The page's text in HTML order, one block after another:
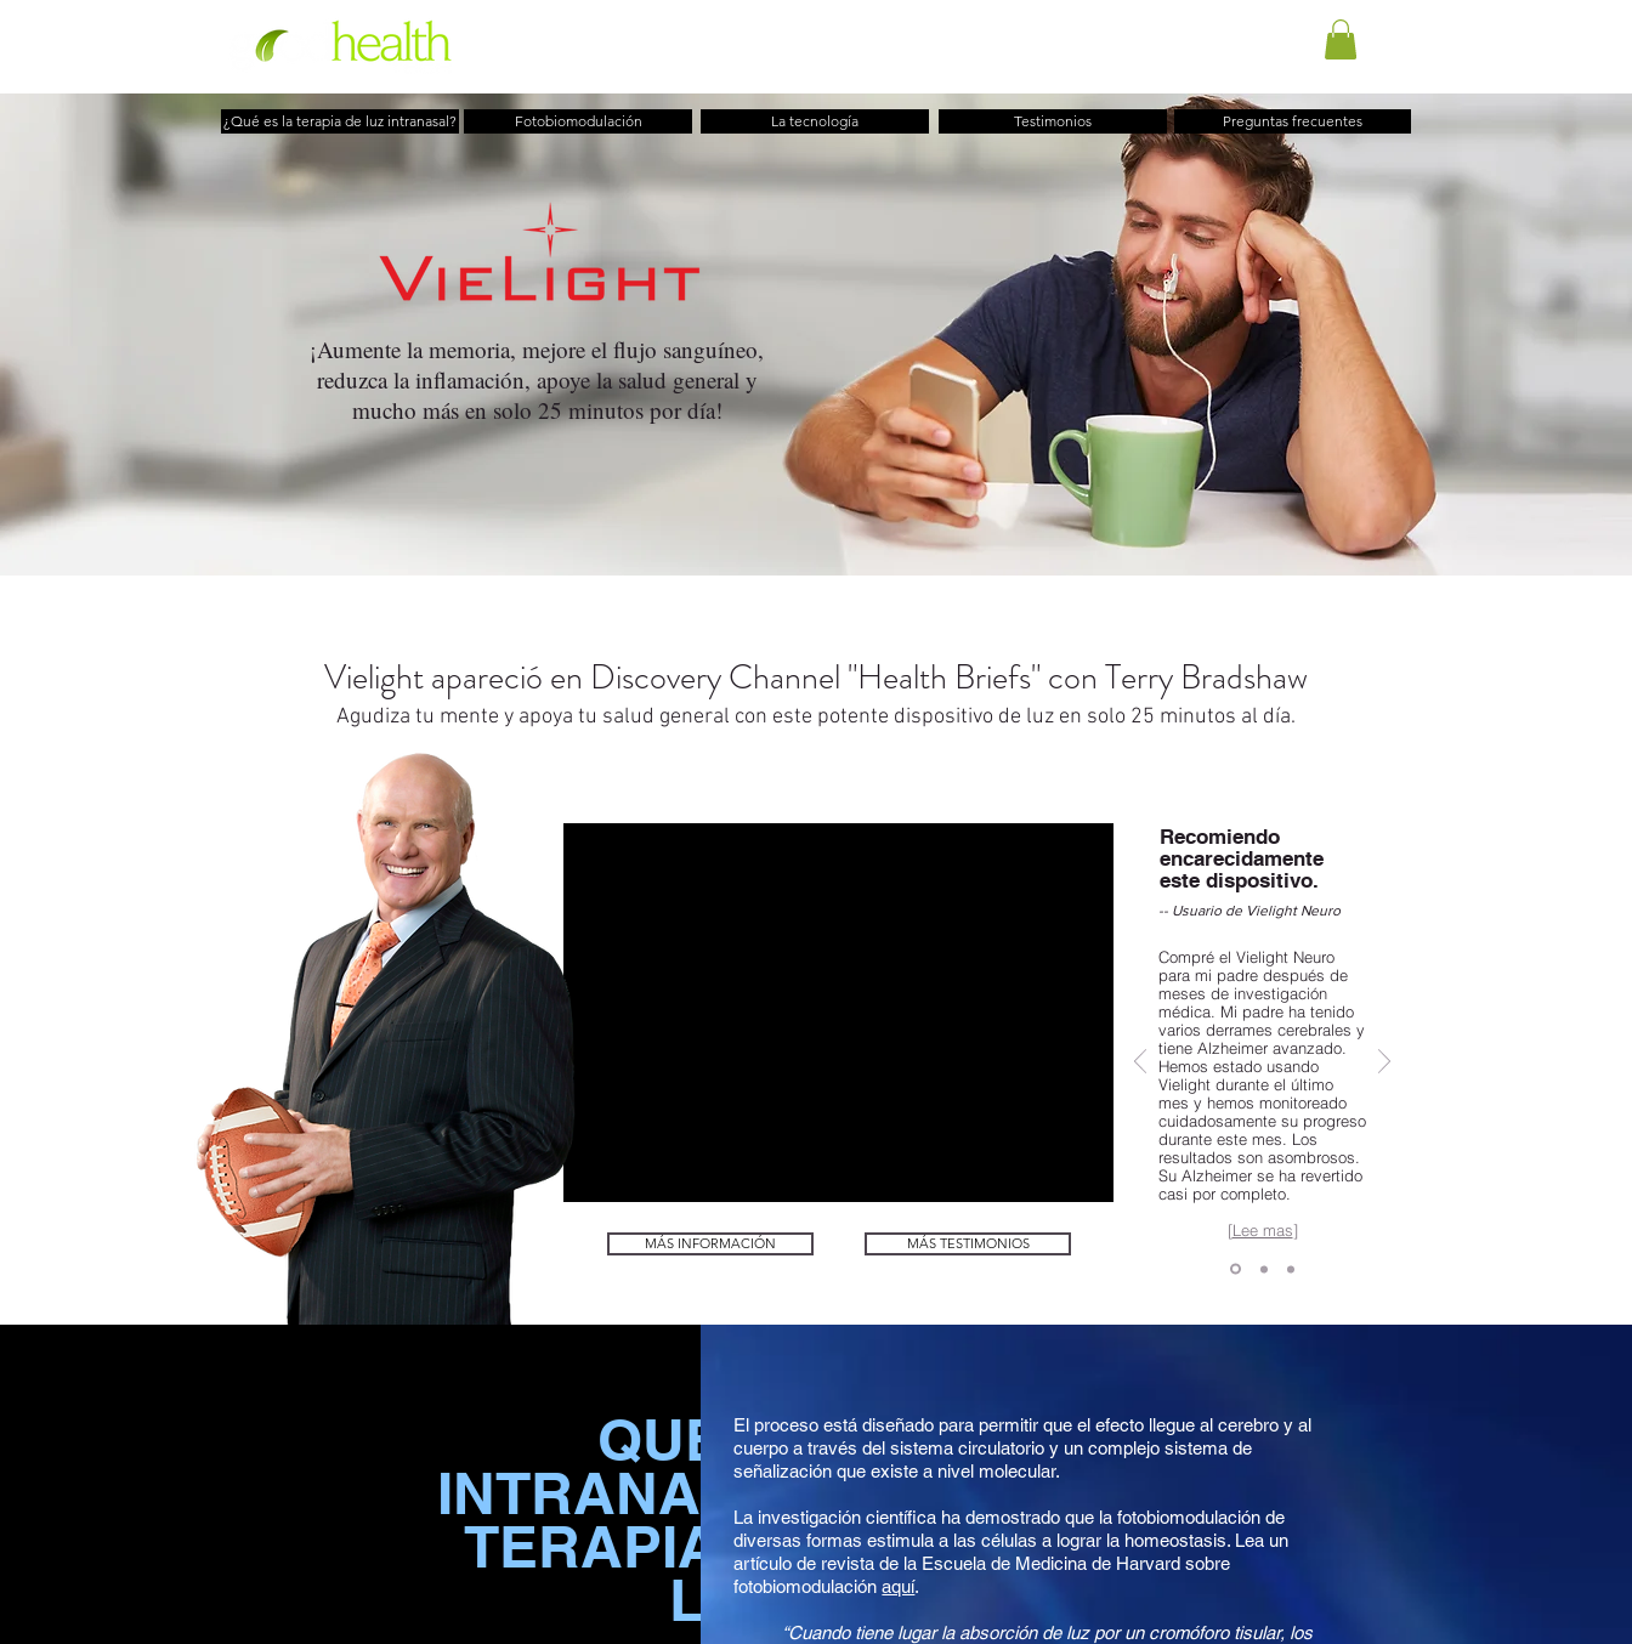
CONTACTO
¡Aumente la memoria, mejore el flujo sanguíneo,
reduzca la inflamación, apoye la salud general y
mucho más en solo 25 minutos por día!
¿Qué es la terapia de luz intranasal? Fotobiomodulación La tecnología Testimonios Preguntas frecuentes
MÁS INFORMACIÓN MÁS TESTIMONIOS
Recomiendo
encarecidamente
este dispositivo.
-- Usuario de Vielight Neuro
Compré el Vielight Neuro
para mi padre después de
meses de investigación
médica. Mi padre ha tenido
varios derrames cerebrales y
tiene Alzheimer avanzado.
Hemos estado usando
Vielight durante el último
mes y hemos monitoreado
cuidadosamente su progreso
durante este mes. Los
resultados son asombrosos.
Su Alzheimer se ha revertido
casi por completo.
[Lee mas]
Vielight apareció en Discovery Channel "Health Briefs" con Terry Bradshaw
Agudiza tu mente y apoya tu salud general con este potente dispositivo de luz en solo 25 minutos al día.
QUE ES
INTRANASAL
TERAPIA DE
LUZ?
El proceso está diseñado para permitir que el efecto llegue al cerebro y al
cuerpo a través del sistema circulatorio y un complejo sistema de
señalización que existe a nivel molecular.
La investigación científica ha demostrado que la fotobiomodulación de
diversas formas estimula a las células a lograr la homeostasis. Lea un
artículo de revista de la Escuela de Medicina de Harvard sobre
fotobiomodulaciónaquí.
“Cuando tiene lugar la absorción de luz por un cromóforo tisular, los